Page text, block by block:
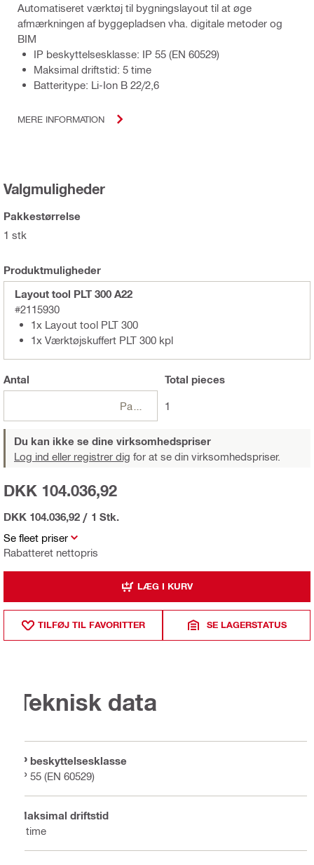
Automatiseret værktøj til bygningslayout til at øge
afmærkningen af byggepladsen vha. digitale metoder og
BIM
IP beskyttelsesklasse: IP 55 (EN 60529)
Maksimal driftstid: 5 time
Batteritype: Li-Ion B 22/2,6
MERE INFORMATION
Valgmuligheder
Pakkestørrelse
1 stk
Produktmuligheder
Layout tool PLT 300 A22
#2115930
1x Layout tool PLT 300
1x Værktøjskuffert PLT 300 kpl
Antal Total pieces
1
Du kan ikke se dine virksomhedspriser
Log ind eller registrer dig for at se din virksomhedspriser.
Se fleet priser
Rabatteret nettopris
DKK 104.036,92
DKK 104.036,92 / 1 Stk.
LÆG I KURV
TILFØJ TIL FAVORITTER SE LAGERSTATUS
Teknisk data
IP beskyttelsesklasse
IP 55 (EN 60529)
Maksimal driftstid
5 time